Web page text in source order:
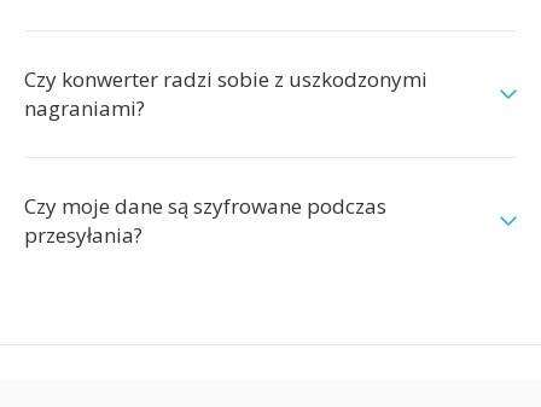
Czy konwerter radzi sobie z uszkodzonymi
nagraniami?
Czy moje dane są szyfrowane podczas
przesyłania?